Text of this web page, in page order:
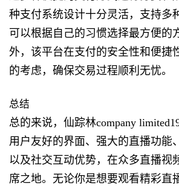
种支付系统设计十分灵活，支持多
可以根据自己的习惯选择最方便的
外，该平台在支付的安全性和便捷
的考虑，确保交易过程顺利无忧。
总结
总的来说，仙踪林company
用户友好的界面、强大的直播功能
以及社交互动优势，在众多直播视
席之地。无论你是想要观看精彩直